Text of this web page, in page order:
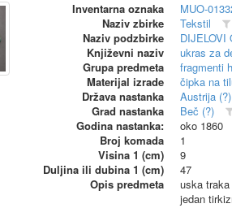
Inventarna oznaka
MUO-
Naziv zbirke
Tekstil
Naziv podzbirke
DIJELOVI
Književni naziv
ukras za
Grupa predmeta
fragmenti
Materijal izrade
čipka na
Država nastanka
Austrija (?)
Grad nastanka
Beč (?)
Godina nastanka:
oko 1860
Broj komada
1
Visina 1 (cm)
9
Duljina ili dubina 1 (cm)
47
Opis predmeta
uska
jedan